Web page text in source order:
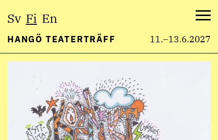
Sv Fi En
HANGÖ TEATERTRÄFF 11.–13.6.2027